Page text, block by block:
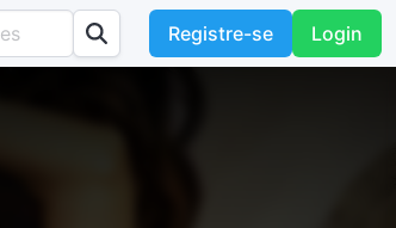
Registre-se Login